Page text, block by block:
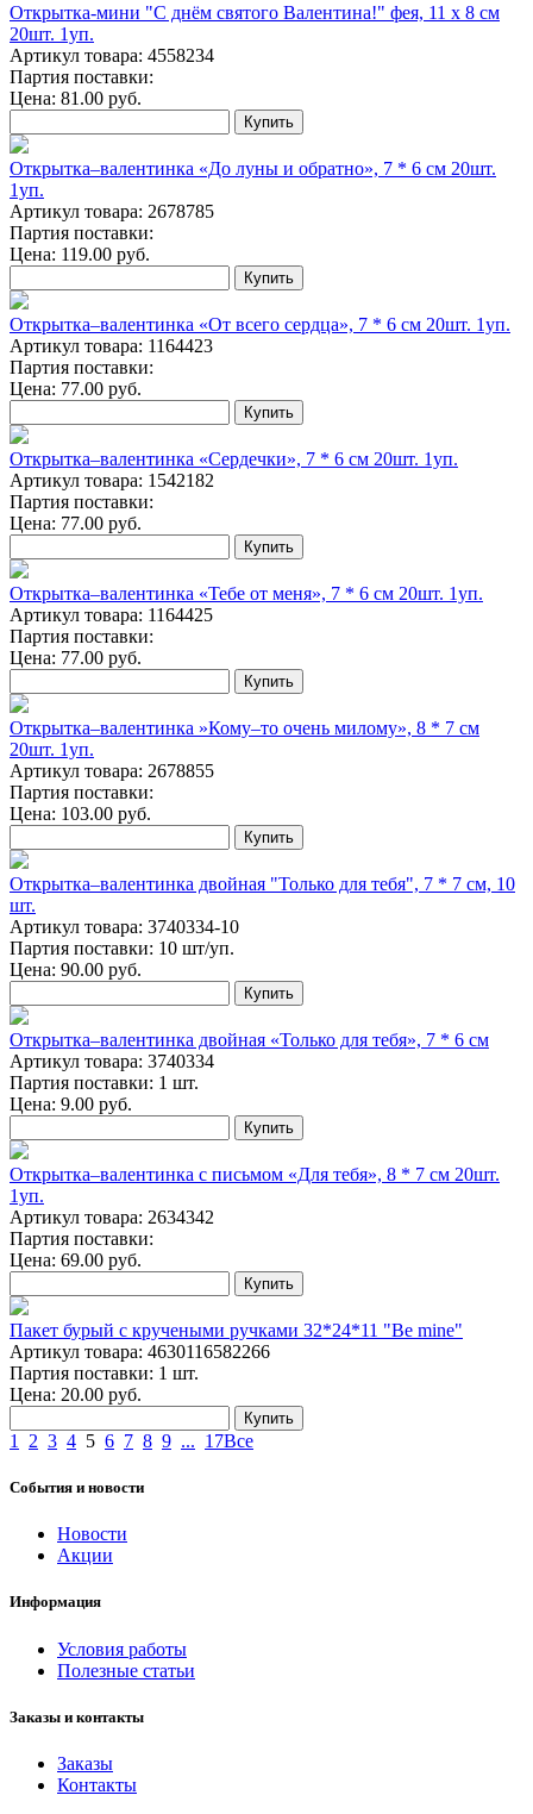
Открытка-мини "С днём святого Валентина!" фея, 11 х 8 см
20шт. 1уп.
Артикул товара: 4558234
Партия поставки:
Цена: 81.00 руб.
Купить
Открытка‒валентинка «До луны и обратно», 7 * 6 см 20шт.
1уп.
Артикул товара: 2678785
Партия поставки:
Цена: 119.00 руб.
Купить
Открытка‒валентинка «От всего сердца», 7 * 6 см 20шт. 1уп.
Артикул товара: 1164423
Партия поставки:
Цена: 77.00 руб.
Купить
Открытка‒валентинка «Сердечки», 7 * 6 см 20шт. 1уп.
Артикул товара: 1542182
Партия поставки:
Цена: 77.00 руб.
Купить
Открытка‒валентинка «Тебе от меня», 7 * 6 см 20шт. 1уп.
Артикул товара: 1164425
Партия поставки:
Цена: 77.00 руб.
Купить
Открытка‒валентинка »Кому‒то очень милому», 8 * 7 см
20шт. 1уп.
Артикул товара: 2678855
Партия поставки:
Цена: 103.00 руб.
Купить
Открытка‒валентинка двойная "Только для тебя", 7 * 7 см, 10
шт.
Артикул товара: 3740334-10
Партия поставки: 10 шт/уп.
Цена: 90.00 руб.
Купить
Открытка‒валентинка двойная «Только для тебя», 7 * 6 см
Артикул товара: 3740334
Партия поставки: 1 шт.
Цена: 9.00 руб.
Купить
Открытка‒валентинка с письмом «Для тебя», 8 * 7 см 20шт.
1уп.
Артикул товара: 2634342
Партия поставки:
Цена: 69.00 руб.
Купить
Пакет бурый с кручеными ручками 32*24*11 "Be mine"
Артикул товара: 4630116582266
Партия поставки: 1 шт.
Цена: 20.00 руб.
Купить
1 2 3 4 5 6 7 8 9 ... 17Все
События и новости
Новости
Акции
Информация
Условия работы
Полезные статьи
Заказы и контакты
Заказы
Контакты